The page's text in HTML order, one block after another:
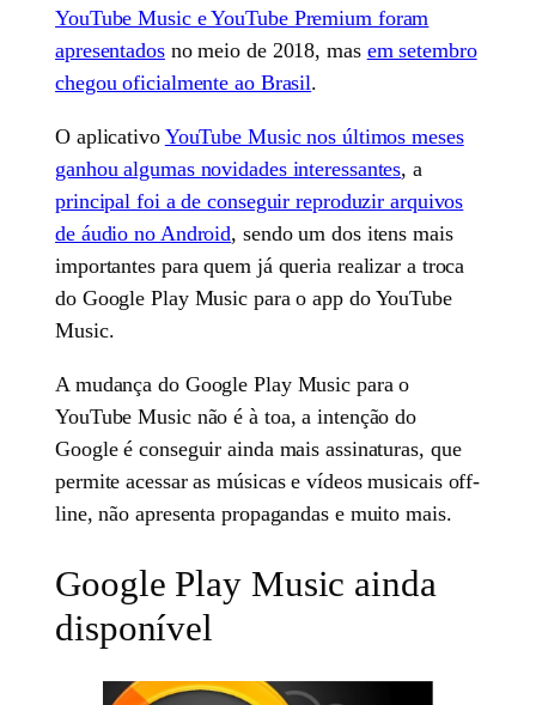
YouTube Music e YouTube Premium foram
apresentadosno meio de 2018, mas em setembro
chegou oficialmente ao Brasil.
O aplicativo YouTube Music nos últimos meses
ganhou algumas novidades interessantes, a
principal foi a de conseguir reproduzir arquivos
de áudio no Android, sendo um dos itens mais
importantes para quem já queria realizar a troca
do Google Play Music para o app do YouTube
Music.
A mudança do Google Play Music para o
YouTube Music não é à toa, a intenção do
Google é conseguir ainda mais assinaturas, que
permite acessar as músicas e vídeos musicais off-
line, não apresenta propagandas e muito mais.
Google Play Music ainda
disponível